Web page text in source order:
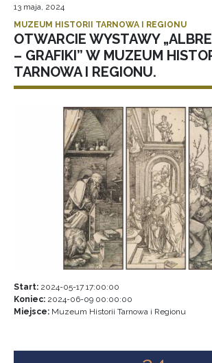
13 maja, 2024
MUZEUM HISTORII TARNOWA I REGIONU
OTWARCIE WYSTAWY
– GRAFIKI” W MUZEUM
TARNOWA I REGIONU.
Start: 2024-05-17 17:00:00
Koniec: 2024-06-09 00:00:00
Miejsce: Muzeum Historii Tarnowa i Regionu